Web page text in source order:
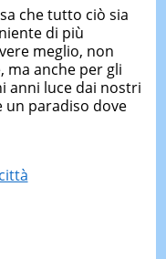
che tutto ciò sia
di più
meglio, non
ma anche per gli
anni luce dai nostri
un paradiso dove